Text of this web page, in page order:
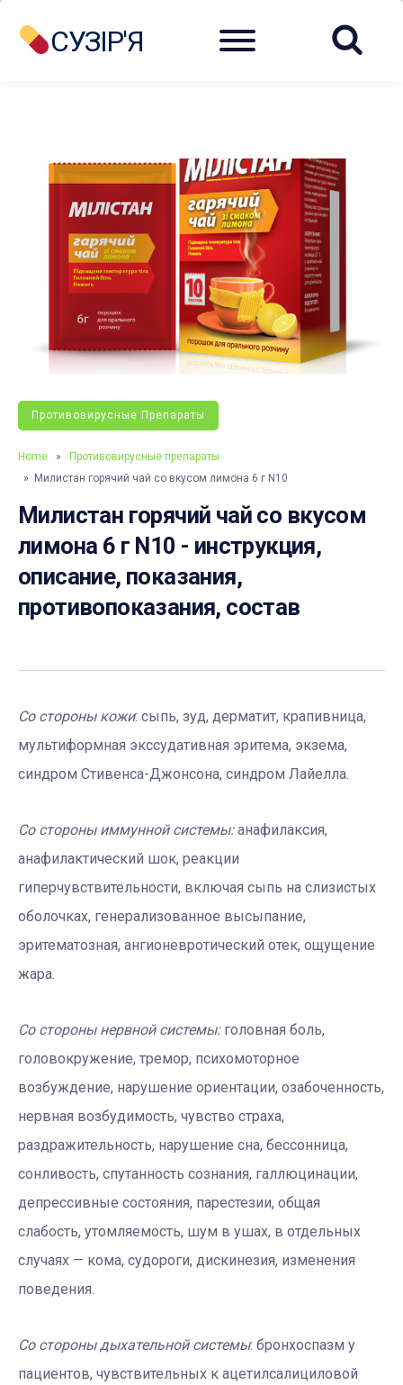
СУЗІР'Я Menu
Противовирусные Препараты
Home »
Противовирусные препараты
» Милистан горячий чай со вкусом лимона 6 г N10
Милистан горячий чай со вкусом
лимона 6 г N10 - инструкция,
описание, показания,
противопоказания, состав
Со стороны кожи: сыпь, зуд, дерматит, крапивница,
мультиформная экссудативная эритема, экзема,
синдром Стивенса-Джонсона, синдром Лайелла.
Со стороны иммунной системы:анафилаксия,
анафилактический шок, реакции
гиперчувствительности, включая сыпь на слизистых
оболочках, генерализованное высыпание,
эритематозная, ангионевротический отек, ощущение
жара.
Со стороны нервной системы:головная боль,
головокружение, тремор, психомоторное
возбуждение, нарушение ориентации, озабоченность,
нервная возбудимость, чувство страха,
раздражительность, нарушение сна, бессонница,
сонливость, спутанность сознания, галлюцинации,
депрессивные состояния, парестезии, общая
слабость, утомляемость, шум в ушах, в отдельных
случаях — кома, судороги, дискинезия, изменения
поведения.
Со стороны дыхательной системы: бронхоспазм у
пациентов, чувствительных к ацетилсалициловой